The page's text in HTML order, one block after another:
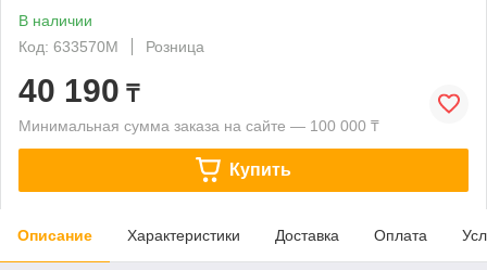
В наличии
Код: 633570M
Розница
40 190 ₸
Минимальная сумма заказа на сайте — 100 000 ₸
Купить
Описание Характеристики Доставка Оплата